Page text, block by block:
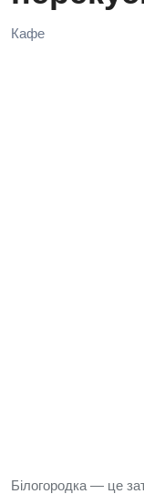
Кафе
Білогородка — це